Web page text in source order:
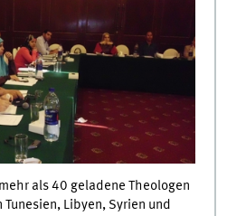
als 40 geladene Theologen
Libyen, Syrien und